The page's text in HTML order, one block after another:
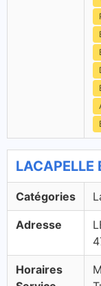
Catégories
Adresse
Horaires